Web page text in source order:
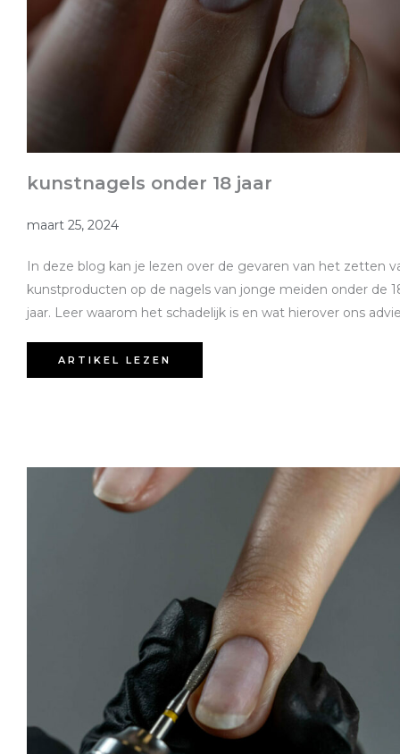
kunstnagels onder 18 jaar
maart 25, 2024
In deze blog kan je lezen over de gevaren van het zetten
kunstproducten op de nagels van jonge meiden onder de
jaar. Leer waarom het schadelijk is en wat hierover ons
ARTIKEL LEZEN